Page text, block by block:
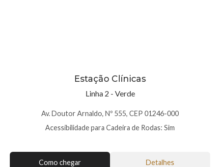
Estação Clínicas
Linha 2 - Verde
Av. Doutor Arnaldo, Nº 555, CEP 01246-000
Acessibilidade para Cadeira de Rodas: Sim
Como chegar Detalhes